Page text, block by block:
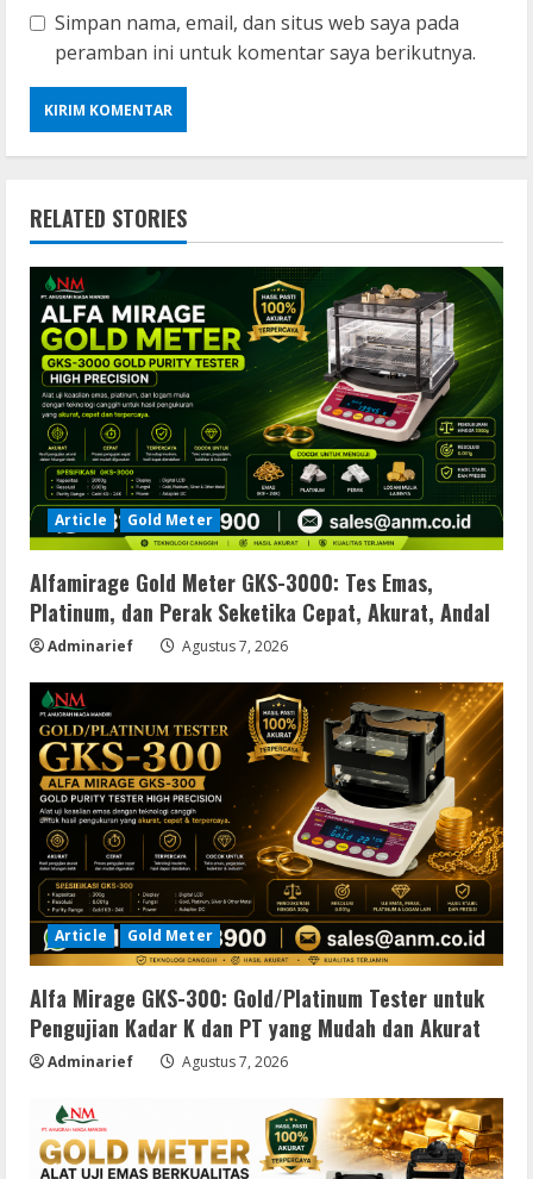
Simpan nama, email, dan situs web saya pada
peramban ini untuk komentar saya berikutnya.
RELATED STORIES
Article Gold Meter
Alfamirage Gold Meter GKS-3000: Tes Emas,
Platinum, dan Perak Seketika Cepat, Akurat, Andal
Adminarief Agustus 7, 2026
Article Gold Meter
Alfa Mirage GKS-300: Gold/Platinum Tester untuk
Pengujian Kadar K dan PT yang Mudah dan Akurat
Adminarief Agustus 7, 2026